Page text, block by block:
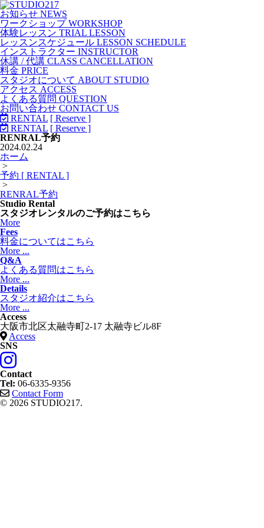
お知らせ NEWS
ワークショップ WORKSHOP
体験レッスン TRIAL LESSON
レッスンスケジュール LESSON SCHEDULE
インストラクター INSTRUCTOR
休講 / 代講 CLASS CANCELLATION
料金 PRICE
スタジオについて ABOUT STUDIO
アクセス ACCESS
よくある質問 QUESTION
お問い合わせ CONTACT US
RENTAL [ Reserve ]
RENTAL [ Reserve ]
RENRAL予約
2024.02.24
ホーム
>
予約 [ RENTAL ]
>
RENRAL予約
Studio Rental
スタジオレンタルのご予約はこちら
More
Fees
料金についてはこちら
More ...
Q&A
よくある質問はこちら
More ...
Details
スタジオ紹介はこちら
More ...
Access
大阪市北区太融寺町2-17 太融寺ビル8F
Access
SNS
Contact
Tel: 06-6335-9356
Contact Form
© 2026 STUDIO217.